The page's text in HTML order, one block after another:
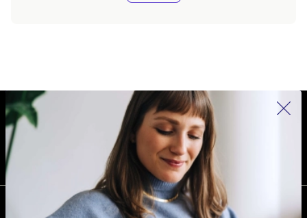
REFURBED SUOMI - RETHINK NEW.
SEURAA MEITÄ
YRITYS